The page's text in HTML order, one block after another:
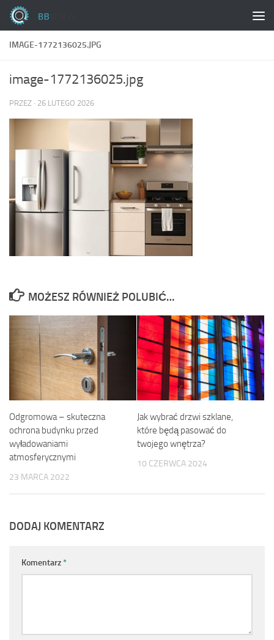
Skip to content
IMAGE-1772136025.JPG
image-1772136025.jpg
PRZEZ · 26 LUTEGO 2026
MOŻESZ RÓWNIEŻ POLUBIĆ…
Odgromowa – skuteczna
ochrona budynku przed
wyładowaniami
atmosferycznymi
23 MARCA 2022
Jak wybrać drzwi szklane,
które będą pasować do
twojego wnętrza?
10 CZERWCA 2024
DODAJ KOMENTARZ
Komentarz *